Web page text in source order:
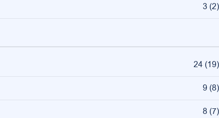
3 (2)
24 (19)
9 (8)
8 (7)